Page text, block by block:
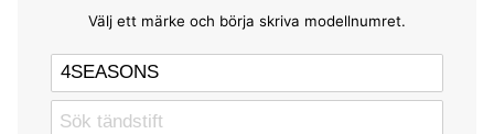
Välj ett märke och börja skriva modellnumret.